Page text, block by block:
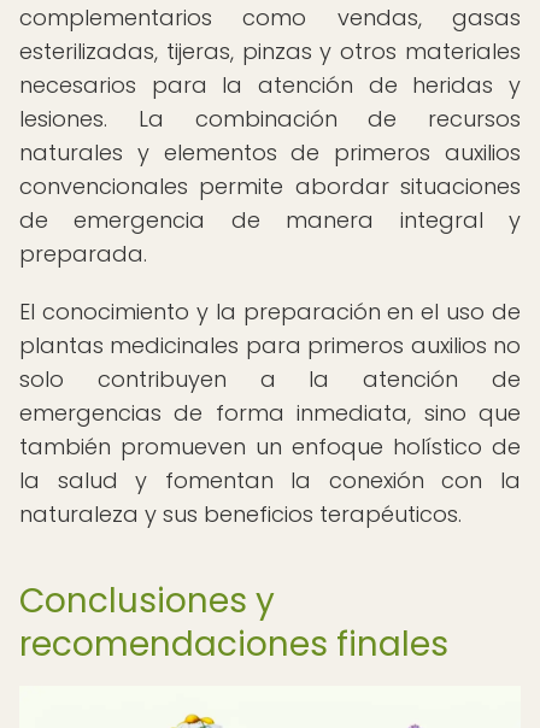
complementarios como vendas, gasas
esterilizadas, tijeras, pinzas y otros materiales
necesarios para la atención de heridas y
lesiones. La combinación de recursos
naturales y elementos de primeros auxilios
convencionales permite abordar situaciones
de emergencia de manera integral y
preparada.
El conocimiento y la preparación en el uso de
plantas medicinales para primeros auxilios no
solo contribuyen a la atención de
emergencias de forma inmediata, sino que
también promueven un enfoque holístico de
la salud y fomentan la conexión con la
naturaleza y sus beneficios terapéuticos.
Conclusiones y
recomendaciones finales